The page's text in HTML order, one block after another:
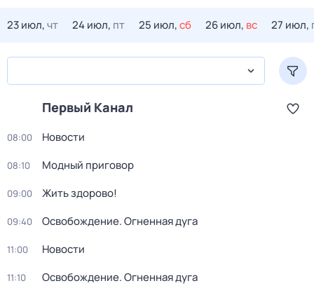
23 июл,чт 24 июл, пт 25 июл,сб 26 июл, вс 27 июл,
Первый Канал
08:00 Новости
08:10 Модный приговор
09:00 Жить здорово!
09:40 Освобождение. Огненная дуга
11:00 Новости
11:10 Освобождение. Огненная дуга